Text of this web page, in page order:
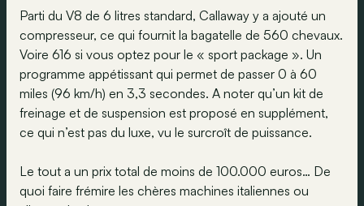
Parti du V8 de 6 litres standard, Callaway y a ajouté un
compresseur, ce qui fournit la bagatelle de 560 chevaux.
Voire 616 si vous optez pour le « sport package ». Un
programme appétissant qui permet de passer 0 à 60
miles (96 km/h) en 3,3 secondes. A noter qu’un kit de
freinage et de suspension est proposé en supplément,
ce qui n’est pas du luxe, vu le surcroît de puissance.
Le tout a un prix total de moins de 100.000 euros… De
quoi faire frémire les chères machines italiennes ou